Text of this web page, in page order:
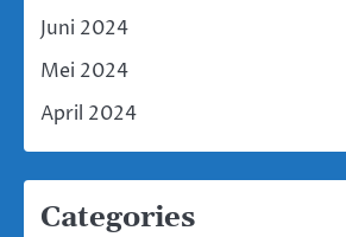
Juni 2024
Mei 2024
April 2024
Categories